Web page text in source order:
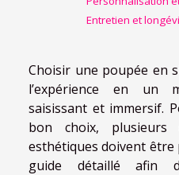
Entretien et
Choisir une poupée en
l’expérience en un
saisissant et immersif.
bon choix, plusieurs
esthétiques doivent être
guide détaillé afin